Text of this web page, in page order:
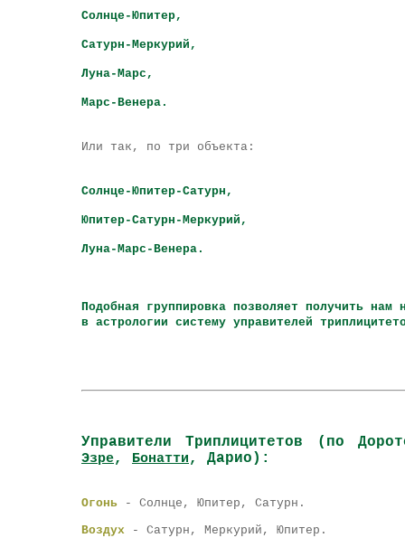
Солнце-Юпитер,
Сатурн-Меркурий,
Луна-Марс,
Марс-Венера.
Или так, по три объекта:
Солнце-Юпитер-Сатурн,
Юпитер-Сатурн-Меркурий,
Луна-Марс-Венера.
Подобная группировка позволяет получить
в астрологии систему управителей
Управители Триплицитетов (по
Эзре, Бонатти, Дарио):
Огонь
- Солнце,
Воздух - Сатурн,